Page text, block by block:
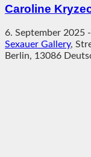
Caroline
6. September 2025 -
Sexauer Gallery,
Berlin, 13086